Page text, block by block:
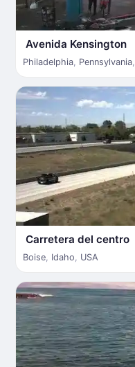
Avenida Kensington
Philadelphia, Pennsylvania,
Carretera del centro
Boise, Idaho, USA